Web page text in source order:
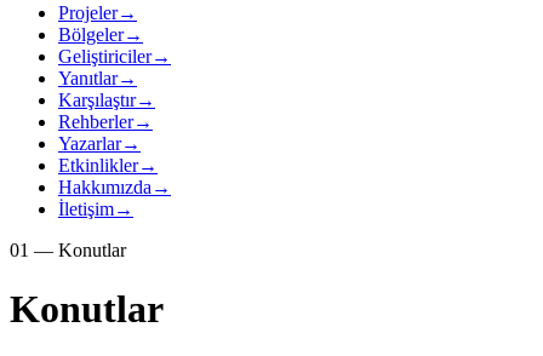
Projeler→
Bölgeler→
Geliştiriciler→
Yanıtlar→
Karşılaştır→
Rehberler→
Yazarlar→
Etkinlikler→
Hakkımızda →
İletişim→
01 — Konutlar
Konutlar